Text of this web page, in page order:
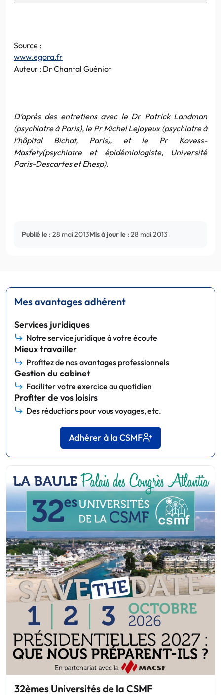
Source :
www.egora.fr
Auteur : DrChantal Guéniot
D’après des entretiens avec le Dr Patrick Landman
(psychiatre à Paris), le Pr Michel Lejoyeux(psychiatre à
l’hôpital Bichat, Paris), et le Pr
Kovess-
Masfety(psychiatre et épidémiologiste, Université
Paris-DescartesetEhesp).
Publié le : 28 mai 2013Mis à jour le : 28 mai 2013
Mes avantages adhérent
Services juridiques
Notre service juridique à votre écoute
Mieux travailler
Profitez de nos avantages professionnels
Gestion du cabinet
Faciliter votre exercice au quotidien
Profiter de vos loisirs
Des réductions pour vous voyages, etc.
Adhérer à la CSMF
32èmes Universités de la CSMF